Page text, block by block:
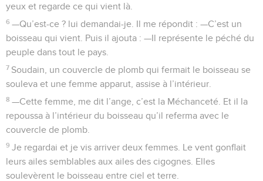
yeux et regarde ce qui vient là.
6 —Qu’est-ce ? lui demandai-je. Il me répondit : —C’est un
boisseau qui vient. Puis il ajouta : —Il représente le péché du
peuple dans tout le pays.
7 Soudain, un couvercle de plomb qui fermait le boisseau se
souleva et une femme apparut, assise à l’intérieur.
8 —Cette femme, me dit l’ange, c’est la Méchanceté. Et il la
repoussa à l’intérieur du boisseau qu’il referma avec le
couvercle de plomb.
9 Je regardai et je vis arriver deux femmes. Le vent gonflait
leurs ailes semblables aux ailes des cigognes. Elles
soulevèrent le boisseau entre ciel et terre.